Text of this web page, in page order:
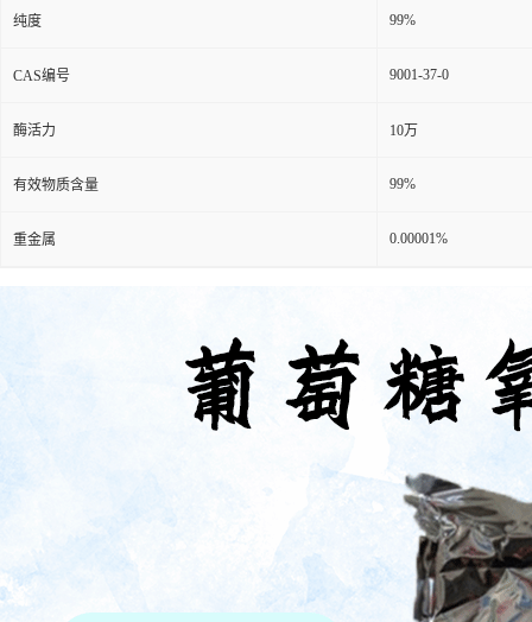
纯度 99%
CAS编号 9001-37-0
酶活力 10万
有效物质含量 99%
重金属 0.00001%